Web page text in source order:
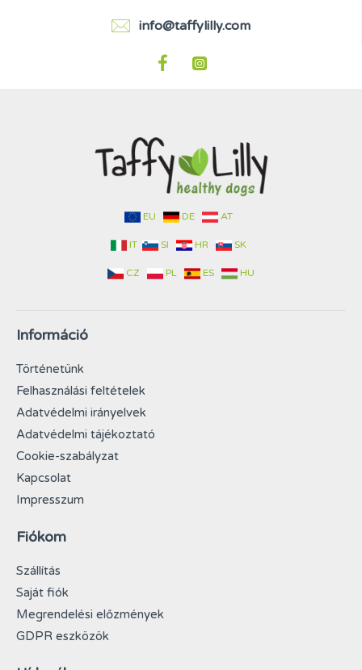
info@taffylilly.com
EU DE AT
IT SI HR SK
CZ PL ES HU
Információ
Történetünk
Felhasználási feltételek
Adatvédelmi irányelvek
Adatvédelmi tájékoztató
Cookie-szabályzat
Kapcsolat
Impresszum
Fiókom
Szállítás
Saját fiók
Megrendelési előzmények
GDPR eszközök